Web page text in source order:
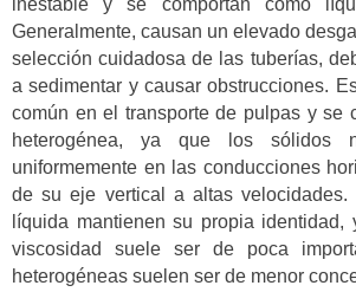
inestable y se comportan como
Generalmente, causan un elevado
selección cuidadosa de las tuberías,
a sedimentar y causar obstrucciones.
común en el transporte de pulpas y se
heterogénea, ya que los sólidos
uniformemente en las conducciones
de su eje vertical a altas
líquida mantienen su propia
viscosidad suele ser de poca
heterogéneas suelen ser de menor